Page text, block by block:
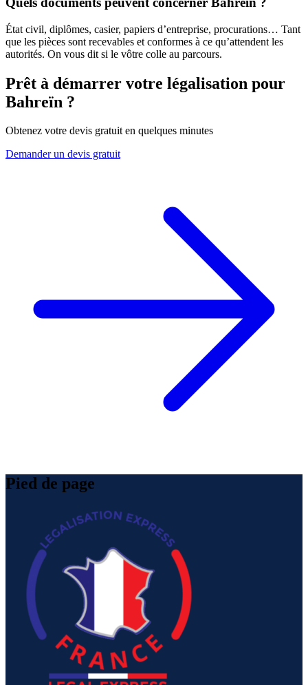
État civil, diplômes, casier, papiers d’entreprise, procurations… Tant
que les pièces sont recevables et conformes à ce qu’attendent les
autorités. On vous dit si le vôtre colle au parcours.
Prêt à démarrer votre légalisation pour
Bahreïn ?
Obtenez votre devis gratuit en quelques minutes
Demander un devis gratuit
Pied de page